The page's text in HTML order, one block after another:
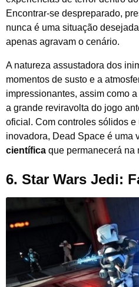
Encontrar-se despreparado,
nunca é uma situação
apenas agravam o cenário.
A natureza assustadora dos
momentos de susto e a
impressionantes, assim como
a grande reviravolta do jogo
oficial. Com controles sólidos
inovadora, Dead Space é uma
científica que permanecerá na
6. Star Wars Jedi: